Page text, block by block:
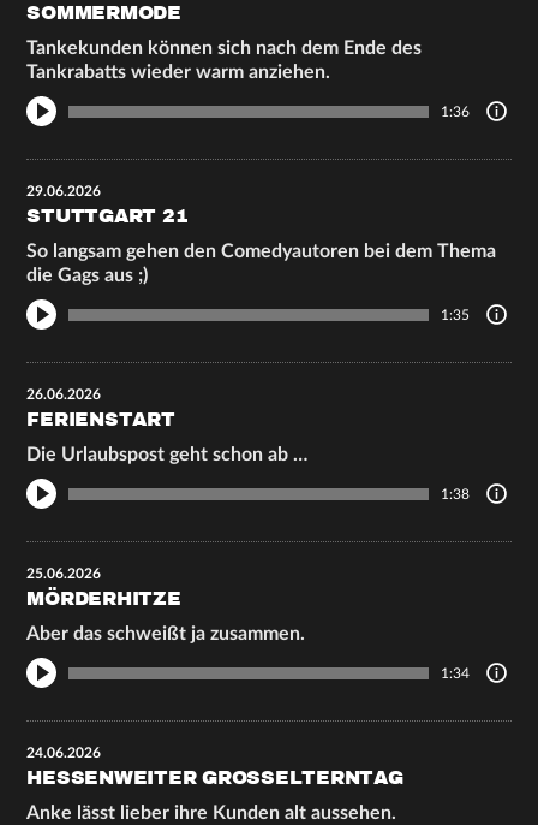
SOMMERMODE
Tankekunden können sich nach dem Ende des
Tankrabatts wieder warm anziehen.
1:36
29.06.2026
STUTTGART 21
So langsam gehen den Comedyautoren bei dem Thema
die Gags aus ;)
1:35
26.06.2026
FERIENSTART
Die Urlaubspost geht schon ab …
1:38
25.06.2026
MÖRDERHITZE
Aber das schweißt ja zusammen.
1:34
24.06.2026
HESSENWEITER GROSSELTERNTAG
Anke lässt lieber ihre Kunden alt aussehen.